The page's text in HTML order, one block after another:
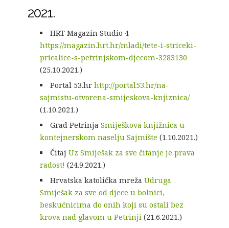
2021.
HRT Magazin Studio 4
https://magazin.hrt.hr/mladi/tete-i-striceki-
pricalice-s-petrinjskom-djecom-3283130
(25.10.2021.)
Portal 53.hrhttp://portal53.hr/na-
sajmistu-otvorena-smijeskova-knjiznica/
(1.10.2021.)
Grad PetrinjaSmiješkova knjižnica u
kontejnerskom naselju Sajmište (1.10.2021.)
ČitajUz Smiješak za sve čitanje je prava
radost! (24.9.2021.)
Hrvatska katolička mrežaUdruga
Smiješak za sve od djece u bolnici,
beskućnicima do onih koji su ostali bez
krova nad glavom u Petrinji(21.6.2021.)